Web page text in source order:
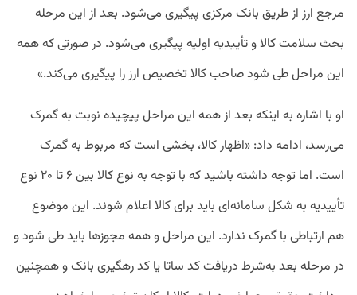
مرجع ارز از طریق بانک مرکزی پیگیری می‌شود. بعد از این مرحله
بحث سلامت کالا و تأییدیه اولیه پیگیری می‌شود. در صورتی که همه
این مراحل طی شود صاحب کالا تخصیص ارز را پیگیری می‌کند.»
او با اشاره به اینکه بعد از همه این مراحل پیچیده نوبت به گمرک
می‌رسد، ادامه داد: «اظهار کالا، بخشی است که مربوط به گمرک
است. اما توجه داشته باشید که با توجه به نوع کالا بین ۶ تا ۲۰ نوع
تأییدیه به شکل سامانه‌ای باید برای کالا اعلام شوند. این موضوع
هم ارتباطی با گمرک ندارد. این مراحل و همه مجوزها باید طی شود و
در مرحله بعد به‌شرط دریافت کد ساتا یا کد رهگیری بانک و همچنین